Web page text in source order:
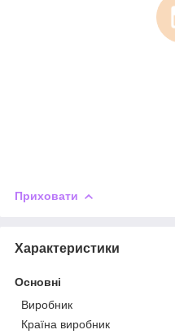
Приховати
Характеристики
Основні
Виробник
Країна виробник